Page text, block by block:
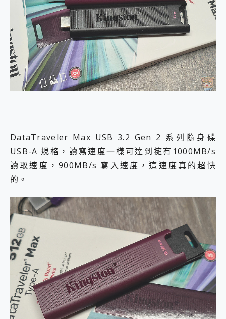
DataTraveler Max USB 3.2 Gen 2 系列隨身碟
USB-A 規格，讀寫速度一樣可達到擁有1000MB/s
讀取速度，900MB/s 寫入速度，這速度真的超快
的。